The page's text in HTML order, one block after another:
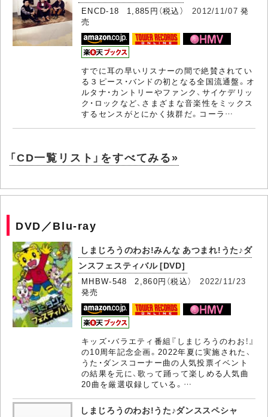
ENCD-18 1,885円（税込） 2012/11/07 発
売
すでに耳の早いリスナーの間で絶賛されてい
る３ピース・バンドの初となる全国流通盤。オ
ルタナ・カントリーやファンク、サイケデリッ
ク・ロックなど、さまざまな音楽性をミックス
するセンスがとにかく抜群だ。コーラ…
「CD一覧リスト」をすべてみる»
DVD／Blu-ray
しまじろうのわお!みんな あつまれ!うた♪ダ
ンスフェスティバル [DVD]
MHBW-548 2,860円（税込）2022/11/23
発売
キッズ・バラエティ番組『しまじろうのわお！』
の10周年記念企画。2022年夏に実施された、
うた・ダンスコーナー曲の人気投票イベント
の結果を元に、歌って踊って楽しめる人気曲
20曲を厳選収録している。…
しまじろうのわお!うた♪ダンススペシャ